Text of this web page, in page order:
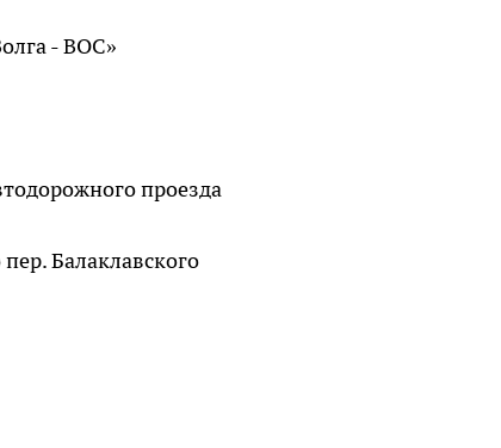
- ВОС»
проезда
Балаклавского